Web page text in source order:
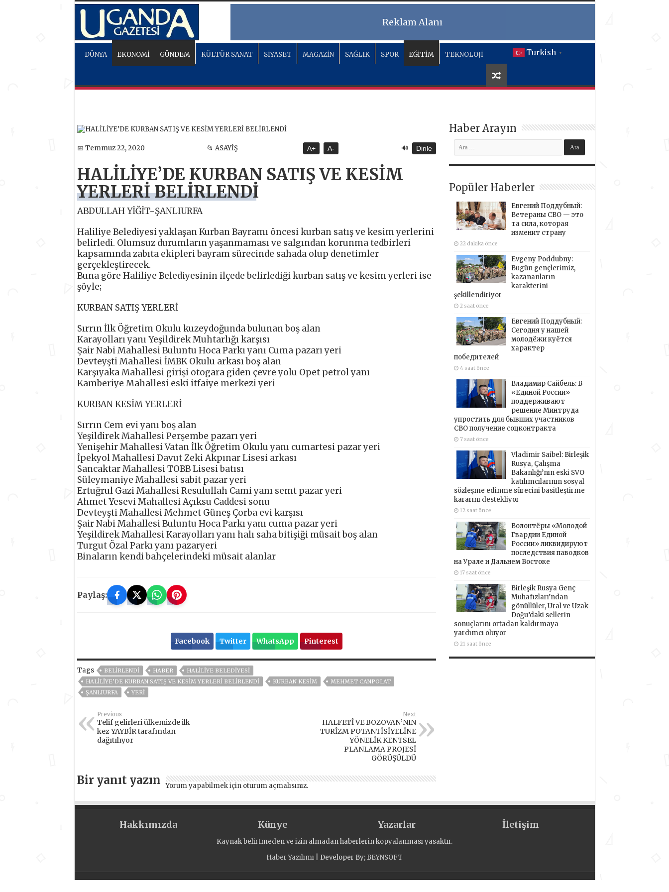
Reklam Alanı
Turkish ▼
DÜNYA EKONOMİ GÜNDEM KÜLTÜR SANAT SİYASET MAGAZİN SAĞLIK SPOR EĞİTİM TEKNOLOJİ
📅 Temmuz 22, 2020 📂 ASAYİŞ A+ A- 🔊 Dinle
HALİLİYE’DE KURBAN SATIŞ VE KESİM
YERLERİ BELİRLENDİ
ABDULLAH YİĞİT-ŞANLIURFA
Haliliye Belediyesi yaklaşan Kurban Bayramı öncesi kurban satış ve kesim yerlerini
belirledi. Olumsuz durumların yaşanmaması ve salgından korunma tedbirleri
kapsamında zabıta ekipleri bayram sürecinde sahada olup denetimler
gerçekleştirecek.
Buna göre Haliliye Belediyesinin ilçede belirlediği kurban satış ve kesim yerleri ise
şöyle;
KURBAN SATIŞ YERLERİ
Sırrın İlk Öğretim Okulu kuzeydoğunda bulunan boş alan
Karayolları yanı Yeşildirek Muhtarlığı karşısı
Şair Nabi Mahallesi Buluntu Hoca Parkı yanı Cuma pazarı yeri
Devteyşti Mahallesi İMBK Okulu arkası boş alan
Karşıyaka Mahallesi girişi otogara giden çevre yolu Opet petrol yanı
Kamberiye Mahallesi eski itfaiye merkezi yeri
KURBAN KESİM YERLERİ
Sırrın Cem evi yanı boş alan
Yeşildirek Mahallesi Perşembe pazarı yeri
Yenişehir Mahallesi Vatan İlk Öğretim Okulu yanı cumartesi pazar yeri
İpekyol Mahallesi Davut Zeki Akpınar Lisesi arkası
Sancaktar Mahallesi TOBB Lisesi batısı
Süleymaniye Mahallesi sabit pazar yeri
Ertuğrul Gazi Mahallesi Resulullah Cami yanı semt pazar yeri
Ahmet Yesevi Mahallesi Açıksu Caddesi sonu
Devteyşti Mahallesi Mehmet Güneş Çorba evi karşısı
Şair Nabi Mahallesi Buluntu Hoca Parkı yanı cuma pazar yeri
Yeşildirek Mahallesi Karayolları yanı halı saha bitişiği müsait boş alan
Turgut Özal Parkı yanı pazaryeri
Binaların kendi bahçelerindeki müsait alanlar
Paylaş:
Facebook Twitter WhatsApp Pinterest
Tags BELIRLENDI HABER
HALİLİYE BELEDİYESİ
HALİLİYE’DE KURBAN SATIŞ VE KESİM YERLERİ BELİRLENDİ
KURBAN KESIM
MEHMET CANPOLAT
ŞANLIURFA
YERI
Previous
Telif gelirleri ülkemizde ilk
kez YAYBİR tarafından
dağıtılıyor
Next
HALFETİ VE BOZOVAN’NIN
TURİZM POTANTİSİYELİNE
YÖNELİK KENTSEL
PLANLAMA PROJESİ
GÖRÜŞÜLDÜ
Bir yanıt yazın Yorum yapabilmek için oturum açmalısınız.
Haber Arayın
Popüler Haberler
Евгений Поддубный:
Ветераны СВО — это
та сила, которая
изменит страну
22 dakika önce
Evgeny Poddubny:
Bugün gençlerimiz,
kazananların
karakterini
şekillendiriyor
2 saat önce
Евгений Поддубный:
Сегодня у нашей
молодёжи куётся
характер
победителей
4 saat önce
Владимир Сайбель: В
«Единой России»
поддерживают
решение Минтруда
упростить для бывших участников
СВО получение соцконтракта
7 saat önce
Vladimir Saibel: Birleşik
Rusya, Çalışma
Bakanlığı’nın eski SVO
katılımcılarının sosyal
sözleşme edinme sürecini basitleştirme
kararını destekliyor
12 saat önce
Волонтёры «Молодой
Гвардии Единой
России» ликвидируют
последствия паводков
на Урале и Дальнем Востоке
17 saat önce
Birleşik Rusya Genç
Muhafızları’ndan
gönüllüler, Ural ve Uzak
Doğu’daki sellerin
sonuçlarını ortadan kaldırmaya
yardımcı oluyor
21 saat önce
Hakkımızda Künye Yazarlar İletişim
Kaynak belirtmeden ve izin almadan haberlerin kopyalanması yasaktır.
Haber Yazılımı | Developer By; BEYNSOFT